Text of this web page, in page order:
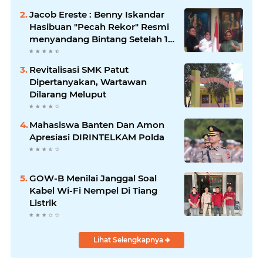
Jacob Ereste : Benny Iskandar
Hasibuan "Pecah Rekor" Resmi
menyandang Bintang Setelah 14
Tahun Ngejokrok Berpangjat
Kombes
Revitalisasi SMK Patut
Dipertanyakan, Wartawan
Dilarang Meluput
Mahasiswa Banten Dan Amon
Apresiasi DIRINTELKAM Polda
GOW-B Menilai Janggal Soal
Kabel Wi-Fi Nempel Di Tiang
Listrik
Lihat Selengkapnya